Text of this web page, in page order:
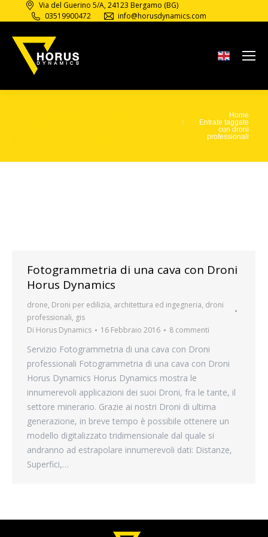
Via del Guerino 5/A, 24123 Bergamo (BG)
03519900472
info@horusdynamics.com
Tu sei qui:
Home
Entrate taggate
con droni
professionali
Fotogrammetria di una cava con Droni
Horus Dynamics
drone, Droni per edilizia, architettura ed ingegneria, droni
professionali, gis
Di Horus Dynamics 16 Febbraio 2016 8 commenti
Servizio Fotogrammetria di una cava con Droni
professionali Fotogrammetria di una cava con Droni
Horus Dynamics Horus Dynamics mostra le
innumerevoli applicazioni dei suoi Droni, fra le tante, il
settore minerario. Grazie ai nostri Droni di ultima
generazione, in breve tempo è possibile ottenere un
modello digitalizzato tridimensionale dal quale si
andranno ad estrapolare innumerevoli dati: Distanze,
Superfici,…